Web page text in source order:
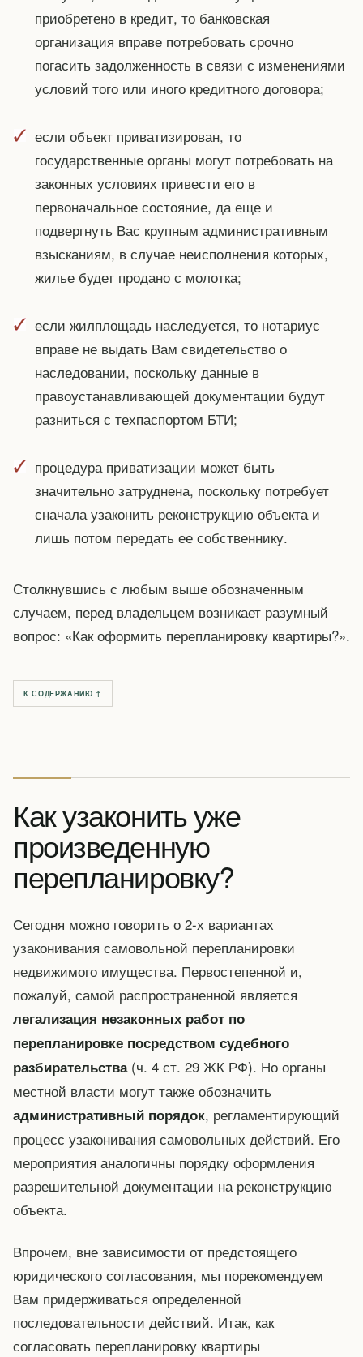
приобретено в кредит, то банковская
организация вправе потребовать срочно
погасить задолженность в связи с изменениями
условий того или иного кредитного договора;
если объект приватизирован, то
государственные органы могут потребовать на
законных условиях привести его в
первоначальное состояние, да еще и
подвергнуть Вас крупным административным
взысканиям, в случае неисполнения которых,
жилье будет продано с молотка;
если жилплощадь наследуется, то нотариус
вправе не выдать Вам свидетельство о
наследовании, поскольку данные в
правоустанавливающей документации будут
разниться с техпаспортом БТИ;
процедура приватизации может быть
значительно затруднена, поскольку потребует
сначала узаконить реконструкцию объекта и
лишь потом передать ее собственнику.
Столкнувшись с любым выше обозначенным
случаем, перед владельцем возникает разумный
вопрос: «Как оформить перепланировку квартиры?».
К СОДЕРЖАНИЮ ↑
Как узаконить уже
произведенную
перепланировку?
Сегодня можно говорить о 2-х вариантах
узаконивания самовольной перепланировки
недвижимого имущества. Первостепенной и,
пожалуй, самой распространенной является
легализация незаконных работ по
перепланировке посредством судебного
разбирательства(ч. 4 ст. 29 ЖК РФ). Но органы
местной власти могут также обозначить
административный порядок, регламентирующий
процесс узаконивания самовольных действий. Его
мероприятия аналогичны порядку оформления
разрешительной документации на реконструкцию
объекта.
Впрочем, вне зависимости от предстоящего
юридического согласования, мы порекомендуем
Вам придерживаться определенной
последовательности действий. Итак, как
согласовать перепланировку квартиры